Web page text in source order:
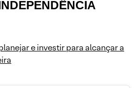
e investir para alcançar a